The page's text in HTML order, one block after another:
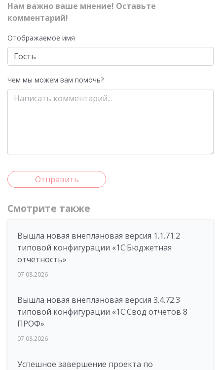
Нам важно ваше мнение! Оставьте
комментарий!
Отображаемое имя
Чем мы можем вам помочь?
Отправить
Смотрите также
Вышла новая внеплановая версия 1.1.71.2
типовой конфигурации «1C:Бюджетная
отчетность»
07.08.2026
Вышла новая внеплановая версия 3.4.72.3
типовой конфигурации «1C:Свод отчетов 8
ПРОФ»
07.08.2026
Успешное завершение проекта по